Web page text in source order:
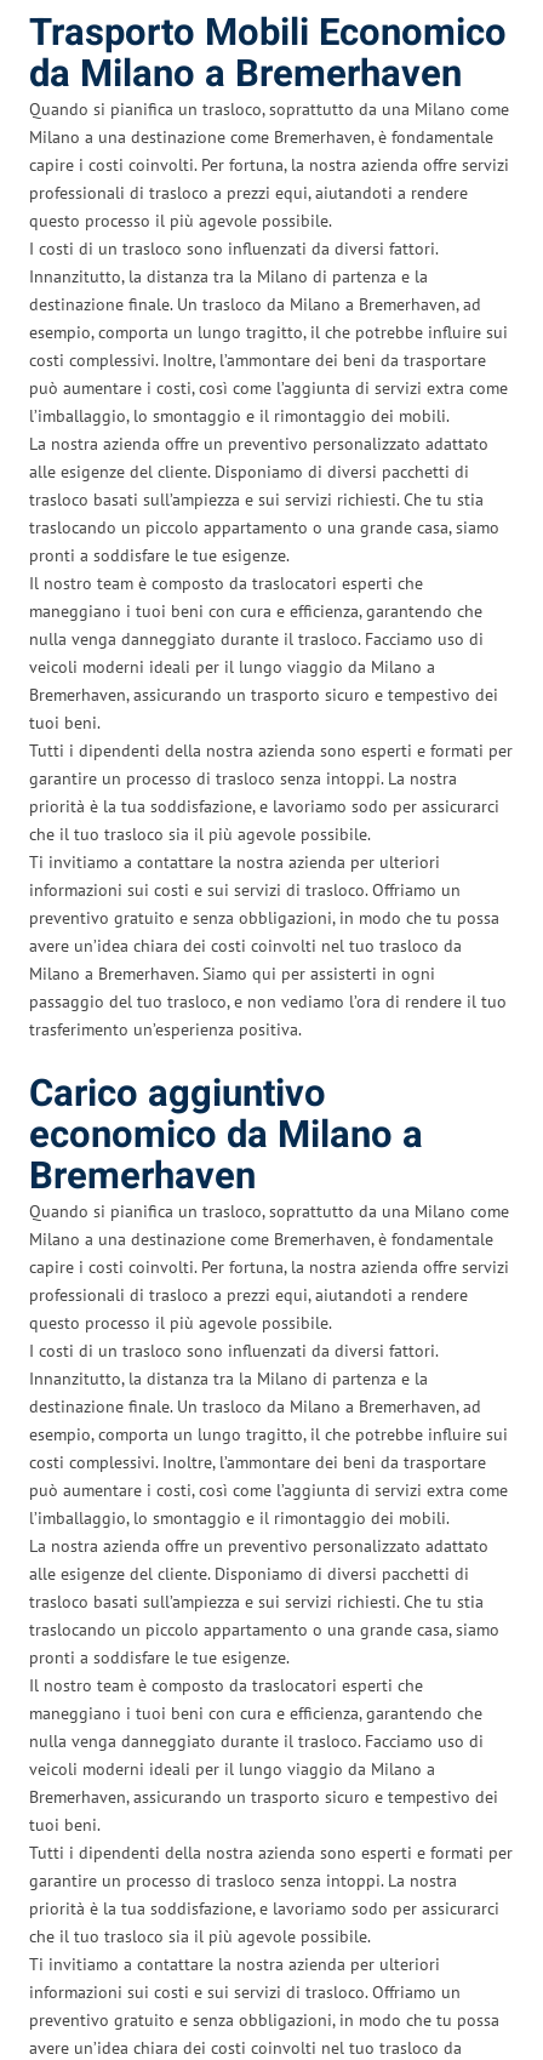
Trasporto Mobili Economico
da Milano a Bremerhaven
Quando si pianifica un trasloco, soprattutto da una Milano come
Milano a una destinazione come Bremerhaven, è fondamentale
capire i costi coinvolti. Per fortuna, la nostra azienda offre servizi
professionali di trasloco a prezzi equi, aiutandoti a rendere
questo processo il più agevole possibile.
I costi di un trasloco sono influenzati da diversi fattori.
Innanzitutto, la distanza tra la Milano di partenza e la
destinazione finale. Un trasloco da Milano a Bremerhaven, ad
esempio, comporta un lungo tragitto, il che potrebbe influire sui
costi complessivi. Inoltre, l’ammontare dei beni da trasportare
può aumentare i costi, così come l’aggiunta di servizi extra come
l’imballaggio, lo smontaggio e il rimontaggio dei mobili.
La nostra azienda offre un preventivo personalizzato adattato
alle esigenze del cliente. Disponiamo di diversi pacchetti di
trasloco basati sull’ampiezza e sui servizi richiesti. Che tu stia
traslocando un piccolo appartamento o una grande casa, siamo
pronti a soddisfare le tue esigenze.
Il nostro team è composto da traslocatori esperti che
maneggiano i tuoi beni con cura e efficienza, garantendo che
nulla venga danneggiato durante il trasloco. Facciamo uso di
veicoli moderni ideali per il lungo viaggio da Milano a
Bremerhaven, assicurando un trasporto sicuro e tempestivo dei
tuoi beni.
Tutti i dipendenti della nostra azienda sono esperti e formati per
garantire un processo di trasloco senza intoppi. La nostra
priorità è la tua soddisfazione, e lavoriamo sodo per assicurarci
che il tuo trasloco sia il più agevole possibile.
Ti invitiamo a contattare la nostra azienda per ulteriori
informazioni sui costi e sui servizi di trasloco. Offriamo un
preventivo gratuito e senza obbligazioni, in modo che tu possa
avere un’idea chiara dei costi coinvolti nel tuo trasloco da
Milano a Bremerhaven. Siamo qui per assisterti in ogni
passaggio del tuo trasloco, e non vediamo l’ora di rendere il tuo
trasferimento un’esperienza positiva.
Carico aggiuntivo
economico da Milano a
Bremerhaven
Quando si pianifica un trasloco, soprattutto da una Milano come
Milano a una destinazione come Bremerhaven, è fondamentale
capire i costi coinvolti. Per fortuna, la nostra azienda offre servizi
professionali di trasloco a prezzi equi, aiutandoti a rendere
questo processo il più agevole possibile.
I costi di un trasloco sono influenzati da diversi fattori.
Innanzitutto, la distanza tra la Milano di partenza e la
destinazione finale. Un trasloco da Milano a Bremerhaven, ad
esempio, comporta un lungo tragitto, il che potrebbe influire sui
costi complessivi. Inoltre, l’ammontare dei beni da trasportare
può aumentare i costi, così come l’aggiunta di servizi extra come
l’imballaggio, lo smontaggio e il rimontaggio dei mobili.
La nostra azienda offre un preventivo personalizzato adattato
alle esigenze del cliente. Disponiamo di diversi pacchetti di
trasloco basati sull’ampiezza e sui servizi richiesti. Che tu stia
traslocando un piccolo appartamento o una grande casa, siamo
pronti a soddisfare le tue esigenze.
Il nostro team è composto da traslocatori esperti che
maneggiano i tuoi beni con cura e efficienza, garantendo che
nulla venga danneggiato durante il trasloco. Facciamo uso di
veicoli moderni ideali per il lungo viaggio da Milano a
Bremerhaven, assicurando un trasporto sicuro e tempestivo dei
tuoi beni.
Tutti i dipendenti della nostra azienda sono esperti e formati per
garantire un processo di trasloco senza intoppi. La nostra
priorità è la tua soddisfazione, e lavoriamo sodo per assicurarci
che il tuo trasloco sia il più agevole possibile.
Ti invitiamo a contattare la nostra azienda per ulteriori
informazioni sui costi e sui servizi di trasloco. Offriamo un
preventivo gratuito e senza obbligazioni, in modo che tu possa
avere un’idea chiara dei costi coinvolti nel tuo trasloco da